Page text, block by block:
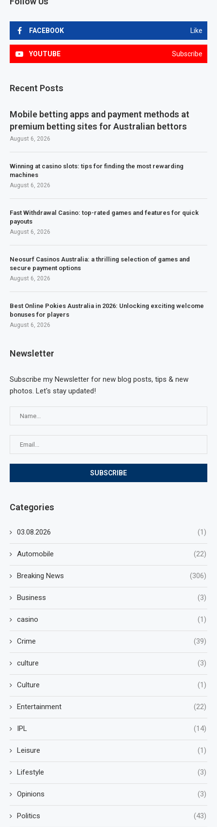
FACEBOOK Like
YOUTUBE Subscribe
Recent Posts
Mobile betting apps and payment methods at
premium betting sites for Australian bettors
August 6, 2026
Winning at casino slots: tips for finding the most rewarding
machines
August 6, 2026
Fast Withdrawal Casino: top-rated games and features for quick
payouts
August 6, 2026
Neosurf Casinos Australia: a thrilling selection of games and
secure payment options
August 6, 2026
Best Online Pokies Australia in 2026: Unlocking exciting welcome
bonuses for players
August 6, 2026
Newsletter
Subscribe my Newsletter for new blog posts, tips & new
photos. Let's stay updated!
Categories
03.08.2026 (1)
Automobile (22)
Breaking News (306)
Business (3)
casino (1)
Crime (39)
culture (3)
Culture (1)
Entertainment (22)
IPL (14)
Leisure (1)
Lifestyle (3)
Opinions (3)
Politics (43)